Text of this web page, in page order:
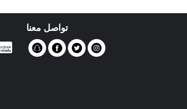
تواصل معنا